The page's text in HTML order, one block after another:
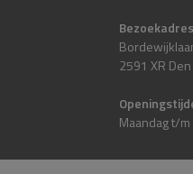
Bezoekadres
2591 XR
Maandag t/